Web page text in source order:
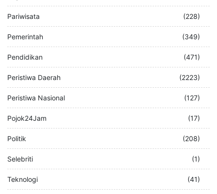
Pariwisata (228)
Pemerintah (349)
Pendidikan (471)
Peristiwa Daerah (2223)
Peristiwa Nasional (127)
Pojok24Jam (17)
Politik (208)
Selebriti (1)
Teknologi (41)